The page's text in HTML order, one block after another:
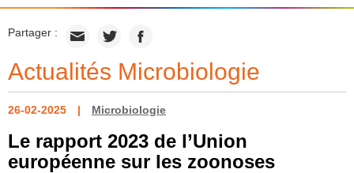
Partager :
Actualités Microbiologie
26-02-2025 Microbiologie
Le rapport 2023 de l’Union
européenne sur les zoonoses